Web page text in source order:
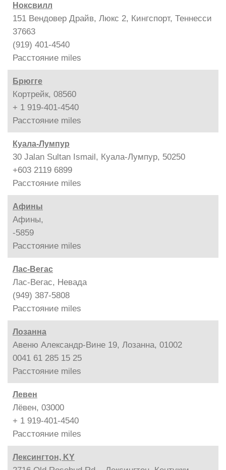
Ноксвилл
151 Вендовер Драйв, Люкс 2, Кингспорт, Теннесси
37663
(919) 401-4540
Расстояние miles
Брюгге
Кортрейк, 08560
+ 1 919-401-4540
Расстояние miles
Куала-Лумпур
30 Jalan Sultan Ismail, Куала-Лумпур, 50250
+603 2119 6899
Расстояние miles
Афины
Афины,
-5859
Расстояние miles
Лас-Вегас
Лас-Вегас, Невада
(949) 387-5808
Расстояние miles
Лозанна
Авеню Александр-Вине 19, Лозанна, 01002
0041 61 285 15 25
Расстояние miles
Левен
Лёвен, 03000
+ 1 919-401-4540
Расстояние miles
Лексингтон, KY